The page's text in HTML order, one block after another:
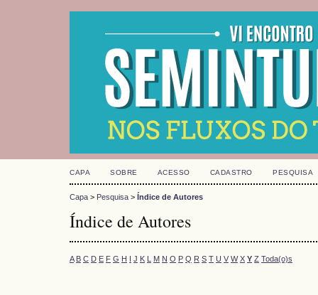
CAPA SOBRE ACESSO CADASTRO PESQUISA
Capa > Pesquisa > Índice de Autores
Índice de Autores
A B C D E F G H I J K L M N O P Q R S T U V W X Y Z Toda(o)s